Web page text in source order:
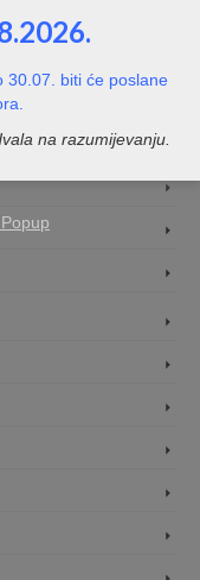
30.07. biti će poslane
na razumijevanju.